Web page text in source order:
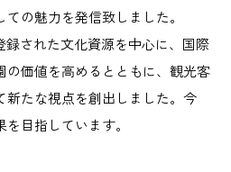
の魅力を発信致しました。
録された文化資源を中心に、国際
の価値を高めるとともに、観光客
新たな視点を創出しました。今
目指しています。